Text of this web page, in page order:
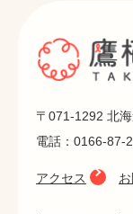
〒071-1292 北
電話：0166-
アクセス